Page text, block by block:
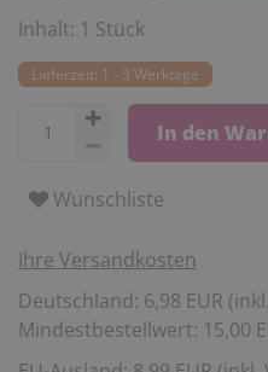
Inhalt: 1 Stück
Lieferzeit: 1 - 3 Werktage
In den
Wunschliste
Ihre Versandkosten
Deutschland: 6,98 EUR
Mindestbestellwert: 15,00